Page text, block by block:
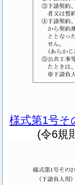
様式第1号そ
(令6規